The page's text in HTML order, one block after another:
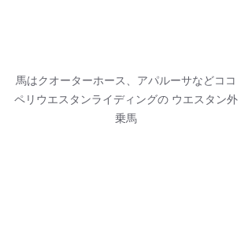
馬はクオーターホース、アパルーサなどココ
ペリウエスタンライディングの ウエスタン外
乗馬